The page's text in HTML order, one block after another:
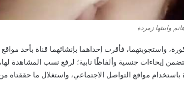
وابنتها زمردة
واستجوبتهما، فأقرت إحداهما بإنشائهما قناة بأحد مواقع
إيحاءات جنسية وألفاظًا نابية؛ لرفع نسب المشاهدة
باستخدام مواقع التواصل الاجتماعي، واستغلال ما حققتاه